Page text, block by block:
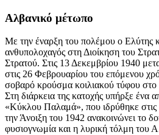
Αλβανικό μέτωπο
Με την έναρξη του πολέμου ο Ελύτης
ανθυπολοχαγός στη Διοίκηση του
Στρατού. Στις 13 Δεκεμβρίου 1940
στις 26 Φεβρουαρίου του επόμενου
σοβαρό κρούσμα κοιλιακού τύφου
Στη διάρκεια της κατοχής υπήρξε ένα
«Κύκλου Παλαμά», που ιδρύθηκε
την Άνοιξη του 1942 ανακοινώνει το
φυσιογνωμία και η λυρική τόλμη του